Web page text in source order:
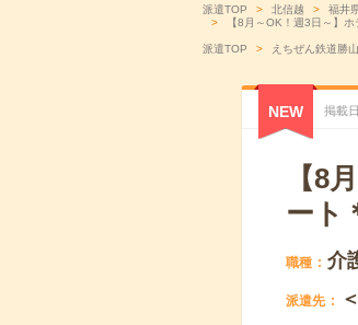
派遣TOP 北信越 福井
【8月～OK！週3日～】
派遣TOP えちぜん鉄道勝
NEW 掲載日
【8
ート
職種 介
派遣先